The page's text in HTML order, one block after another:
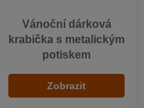
Vánoční dárková
krabička s metalickým
potiskem
Zobrazit